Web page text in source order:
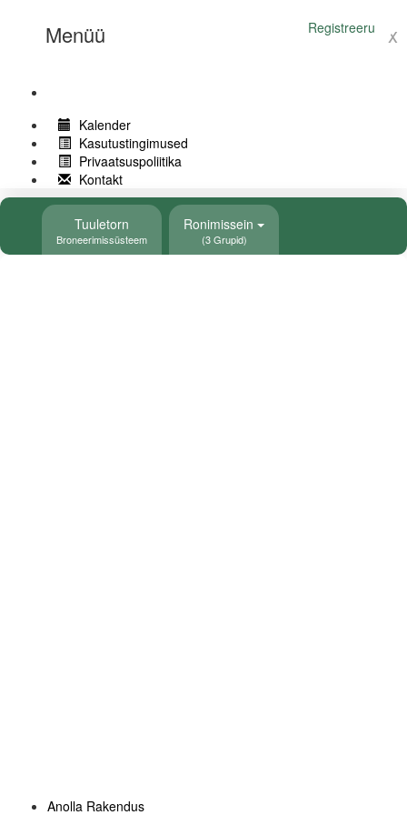
Menüü x
Kalender
Kasutustingimused
Privaatsuspoliitika
Kontakt
Anolla Rakendus
Tuuletorn
Broneerimissüsteem
Ronimissein
(3 Grupid)
Registreeru